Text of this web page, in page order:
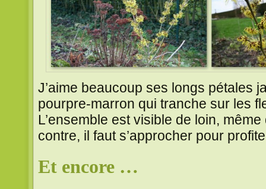
J’aime beaucoup ses longs pétales
pourpre-marron qui tranche sur les
L’ensemble est visible de loin,
contre, il faut s’approcher pour
Et encore …